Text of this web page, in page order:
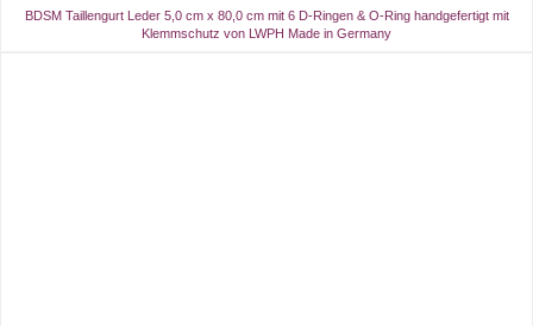
BDSM Taillengurt Leder 5,0 cm x 80,0 cm mit 6 D-Ringen & O-Ring handgefertigt mit
Klemmschutz von LWPH Made in Germany